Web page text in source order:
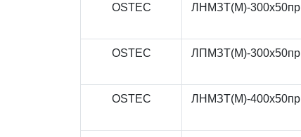
OSTEC ЛНМЗТ(М)-300x50пр
OSTEC ЛПМЗТ(М)-300x50пр
OSTEC ЛНМЗТ(М)-400x50пр